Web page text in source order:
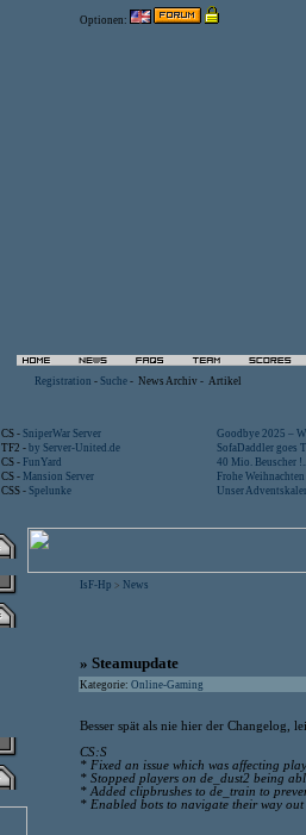
Optionen:
Registration - Suche - News Archiv - Artikel
CS - SniperWar Server
Goodbye 2025 –
TF2 - by Server-United.de
SofaDaddler goes
CS - FunYard
40 Mio. Beuscher
CS - Mansion Server
Frohe
CSS - Spelunke Unser
IsF-Hp > News
» Steamupdate
Kategorie: Online-Gaming
Besser spät als nie hier der Changelog,
CS:S
* Fixed an issue which was affecting
* Stopped players on de_dust2 being
* Added clipbrushes to de_train to
* Enabled bots to navigate their way